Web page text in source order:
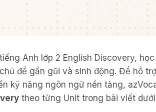
Anh lớp 2 English Discovery,
đề gần gũi và sinh động. Để hỗ
kỹ năng ngôn ngữ nền tảng,
theo từng Unit trong bài viết